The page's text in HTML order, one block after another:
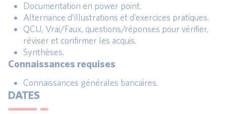
Documentation en power point.
Alternance d’illustrations et d’exercices pratiques.
QCU, Vrai/Faux, questions/réponses pour vérifier,
réviser et confirmer les acquis.
Synthèses.
Connaissances requises
Connaissances générales bancaires.
DATES